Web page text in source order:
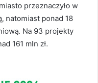
przeznaczyło w
natomiast ponad 18
Na 93 projekty
161 mln zł.